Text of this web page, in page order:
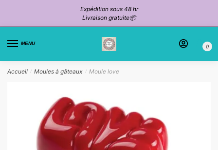
la
navigation
contenu
Expédition sous 48 hr
Livraison gratuite📦
MENU
0
Accueil / Moules à gâteaux / Moule love